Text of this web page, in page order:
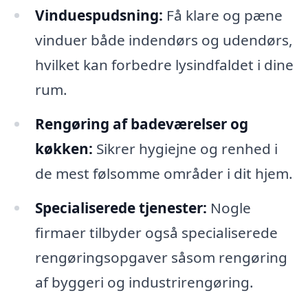
Vinduespudsning: Få klare og pæne
vinduer både indendørs og udendørs,
hvilket kan forbedre lysindfaldet i dine
rum.
Rengøring af badeværelser og
køkken: Sikrer hygiejne og renhed i
de mest følsomme områder i dit hjem.
Specialiserede tjenester: Nogle
firmaer tilbyder også specialiserede
rengøringsopgaver såsom rengøring
af byggeri og industrirengøring.